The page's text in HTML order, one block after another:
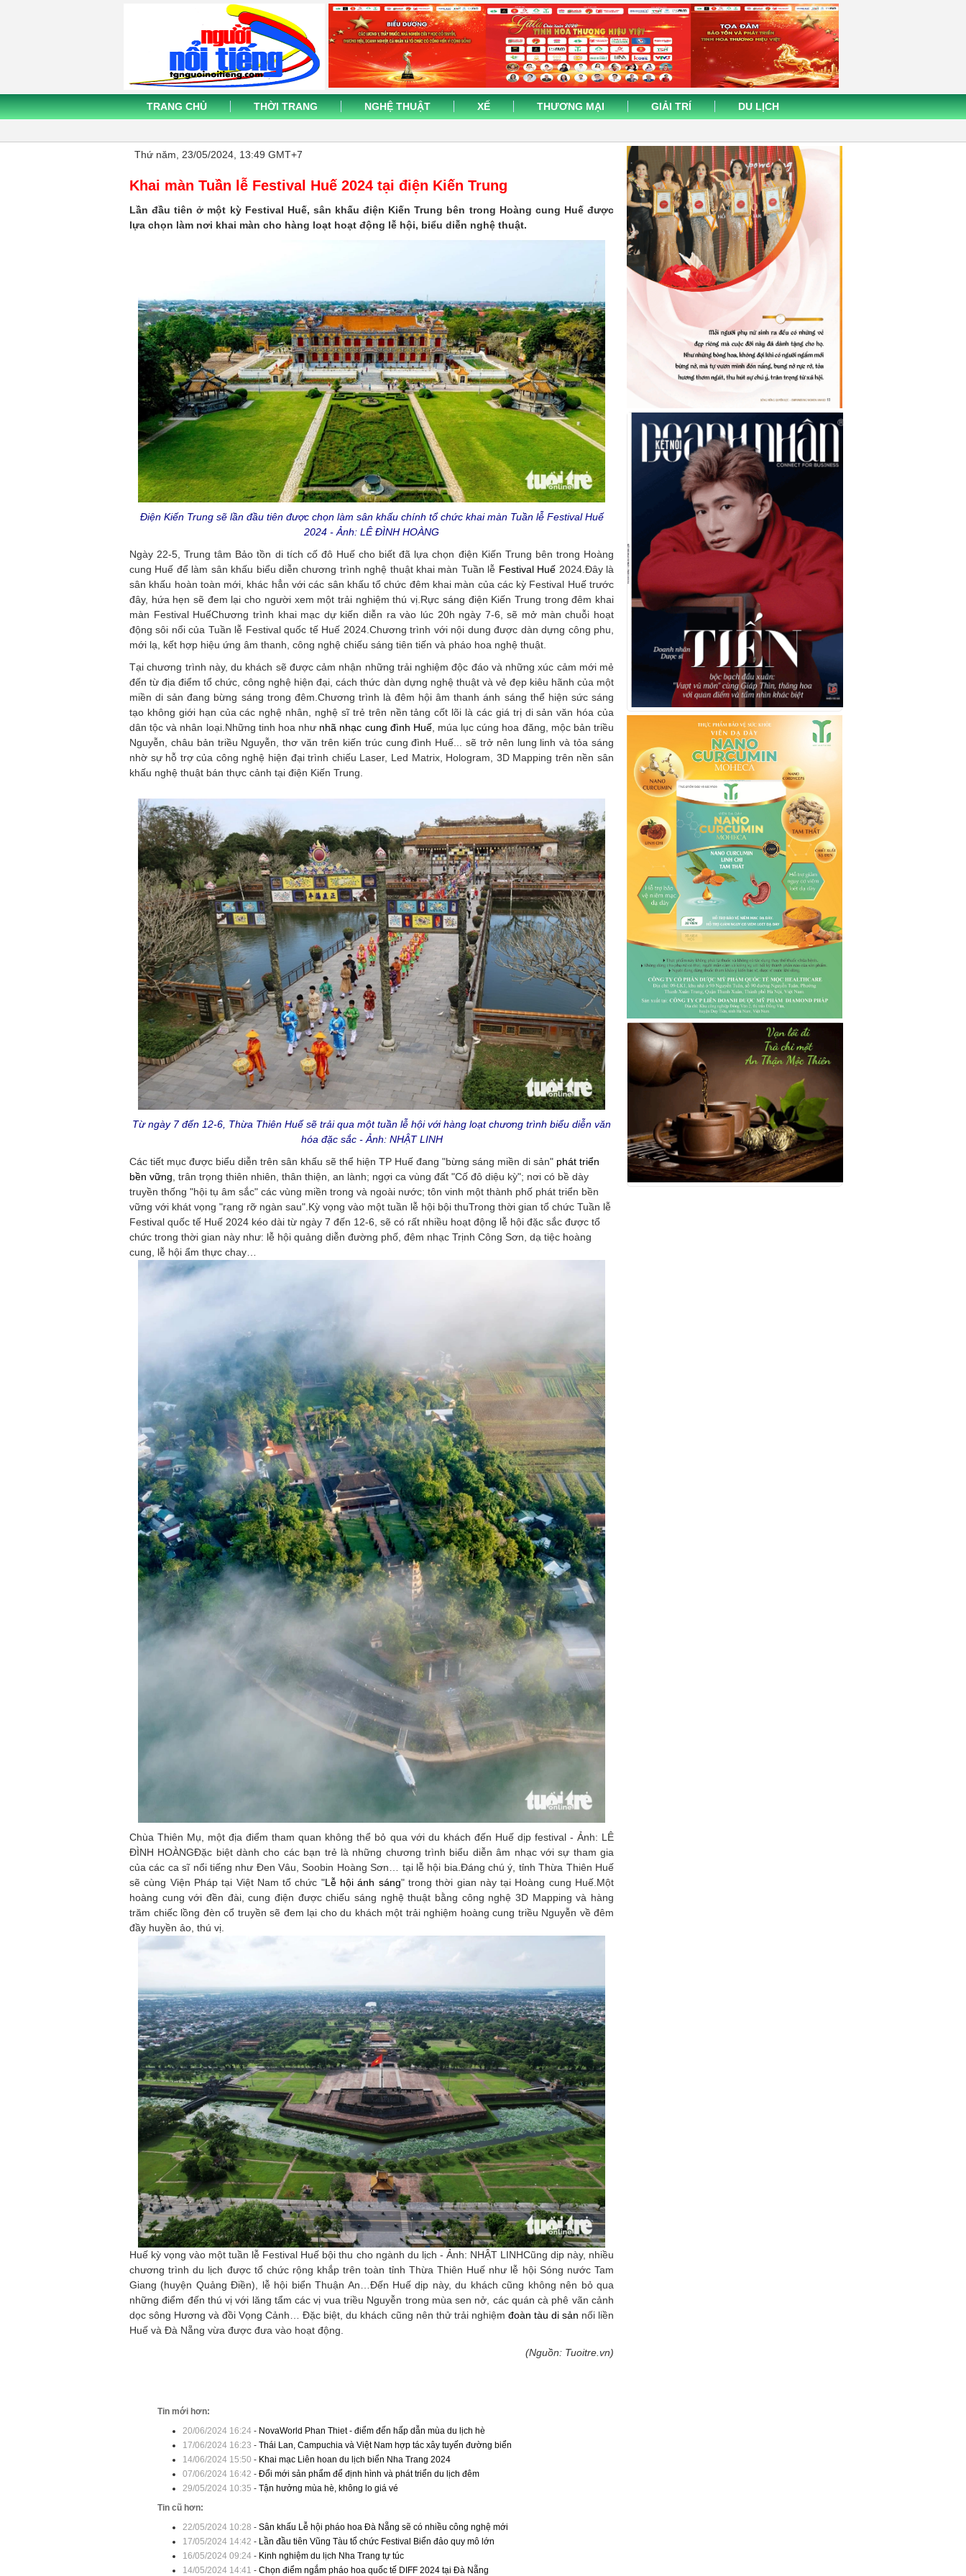
TRANG CHỦ THỜI TRANG NGHỆ THUẬT XẾ THƯƠNG MẠI GIẢI TRÍ DU LỊCH
Thứ năm, 23/05/2024, 13:49 GMT+7
Khai màn Tuần lễ Festival Huế 2024 tại điện Kiến Trung
Lần đầu tiên ở một kỳ Festival Huế, sân khấu điện Kiến Trung bên trong Hoàng cung Huế được
lựa chọn làm nơi khai màn cho hàng loạt hoạt động lễ hội, biểu diễn nghệ thuật.
Điện Kiến Trung sẽ lần đầu tiên được chọn làm sân khấu chính tổ chức khai màn Tuần lễ Festival Huế
2024 - Ảnh: LÊ ĐÌNH HOÀNG
Ngày 22-5, Trung tâm Bảo tồn di tích cố đô Huế cho biết đã lựa chọn điện Kiến Trung bên trong Hoàng
cung Huế để làm sân khấu biểu diễn chương trình nghệ thuật khai màn Tuần lễ Festival Huế 2024.Đây là
sân khấu hoàn toàn mới, khác hẳn với các sân khấu tổ chức đêm khai màn của các kỳ Festival Huế trước
đây, hứa hẹn sẽ đem lại cho người xem một trải nghiệm thú vị.Rực sáng điện Kiến Trung trong đêm khai
màn Festival HuếChương trình khai mạc dự kiến diễn ra vào lúc 20h ngày 7-6, sẽ mở màn chuỗi hoạt
động sôi nổi của Tuần lễ Festival quốc tế Huế 2024.Chương trình với nội dung được dàn dựng công phu,
mới lạ, kết hợp hiệu ứng âm thanh, công nghệ chiếu sáng tiên tiến và pháo hoa nghệ thuật.
Tại chương trình này, du khách sẽ được cảm nhận những trải nghiệm độc đáo và những xúc cảm mới mẻ
đến từ địa điểm tổ chức, công nghệ hiện đại, cách thức dàn dựng nghệ thuật và vẻ đẹp kiêu hãnh của một
miền di sản đang bừng sáng trong đêm.Chương trình là đêm hội âm thanh ánh sáng thể hiện sức sáng
tạo không giới hạn của các nghệ nhân, nghệ sĩ trẻ trên nền tảng cốt lõi là các giá trị di sản văn hóa của
dân tộc và nhân loại.Những tinh hoa như nhã nhạc cung đình Huế, múa lục cúng hoa đăng, mộc bản triều
Nguyễn, châu bản triều Nguyễn, thơ văn trên kiến trúc cung đình Huế... sẽ trở nên lung linh và tỏa sáng
nhờ sự hỗ trợ của công nghệ hiện đại trình chiếu Laser, Led Matrix, Hologram, 3D Mapping trên nền sân
khấu nghệ thuật bán thực cảnh tại điện Kiến Trung.
Từ ngày 7 đến 12-6, Thừa Thiên Huế sẽ trải qua một tuần lễ hội với hàng loạt chương trình biểu diễn văn
hóa đặc sắc - Ảnh: NHẬT LINH
Các tiết mục được biểu diễn trên sân khấu sẽ thể hiện TP Huế đang "bừng sáng miền di sản" phát triển
bền vững , trân trọng thiên nhiên, thân thiện, an lành; ngợi ca vùng đất "Cố đô diệu kỳ"; nơi có bề dày
truyền thống "hội tụ âm sắc" các vùng miền trong và ngoài nước; tôn vinh một thành phố phát triển bền
vững với khát vọng "rạng rỡ ngàn sau".Kỳ vọng vào một tuần lễ hội bội thuTrong thời gian tổ chức Tuần lễ
Festival quốc tế Huế 2024 kéo dài từ ngày 7 đến 12-6, sẽ có rất nhiều hoạt động lễ hội đặc sắc được tổ
chức trong thời gian này như: lễ hội quảng diễn đường phố, đêm nhạc Trịnh Công Sơn, dạ tiệc hoàng
cung, lễ hội ẩm thực chay…
Chùa Thiên Mụ, một địa điểm tham quan không thể bỏ qua với du khách đến Huế dịp festival - Ảnh: LÊ
ĐÌNH HOÀNGĐặc biệt dành cho các bạn trẻ là những chương trình biểu diễn âm nhạc với sự tham gia
của các ca sĩ nổi tiếng như Đen Vâu, Soobin Hoàng Sơn… tại lễ hội bia.Đáng chú ý, tỉnh Thừa Thiên Huế
sẽ cùng Viện Pháp tại Việt Nam tổ chức "Lễ hội ánh sáng" trong thời gian này tại Hoàng cung Huế.Một
hoàng cung với đền đài, cung điện được chiếu sáng nghệ thuật bằng công nghệ 3D Mapping và hàng
trăm chiếc lồng đèn cổ truyền sẽ đem lại cho du khách một trải nghiệm hoàng cung triều Nguyễn về đêm
đầy huyền ảo, thú vị.
Huế kỳ vọng vào một tuần lễ Festival Huế bội thu cho ngành du lịch - Ảnh: NHẬT LINHCũng dịp này, nhiều
chương trình du lịch được tổ chức rộng khắp trên toàn tỉnh Thừa Thiên Huế như lễ hội Sóng nước Tam
Giang (huyện Quảng Điền), lễ hội biển Thuận An…Đến Huế dịp này, du khách cũng không nên bỏ qua
những điểm đến thú vị với lăng tẩm các vị vua triều Nguyễn trong mùa sen nở, các quán cà phê vãn cảnh
dọc sông Hương và đồi Vọng Cảnh… Đặc biệt, du khách cũng nên thử trải nghiệm đoàn tàu di sản nối liền
Huế và Đà Nẵng vừa được đưa vào hoạt động.
(Nguồn: Tuoitre.vn)
Tin mới hơn:
20/06/2024 16:24- NovaWorld Phan Thiet - điểm đến hấp dẫn mùa du lịch hè
17/06/2024 16:23 - Thái Lan, Campuchia và Việt Nam hợp tác xây tuyến đường biển
14/06/2024 15:50 - Khai mạc Liên hoan du lịch biển Nha Trang 2024
07/06/2024 16:42 - Đổi mới sản phẩm để định hình và phát triển du lịch đêm
29/05/2024 10:35 - Tận hưởng mùa hè, không lo giá vé
Tin cũ hơn:
22/05/2024 10:28 - Sân khấu Lễ hội pháo hoa Đà Nẵng sẽ có nhiều công nghệ mới
17/05/2024 14:42 - Lần đầu tiên Vũng Tàu tổ chức Festival Biển đảo quy mô lớn
16/05/2024 09:24- Kinh nghiệm du lịch Nha Trang tự túc
14/05/2024 14:41 - Chọn điểm ngắm pháo hoa quốc tế DIFF 2024 tại Đà Nẵng